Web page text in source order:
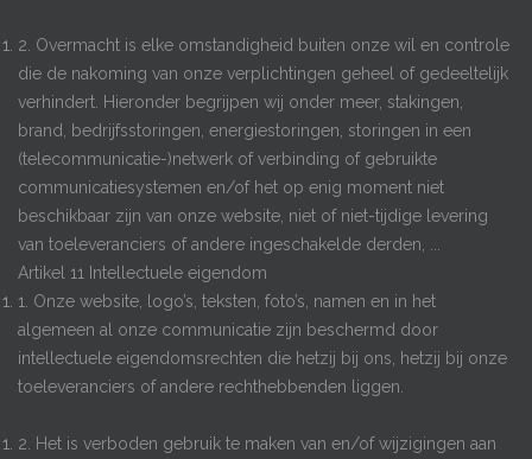
2. Overmacht is elke omstandigheid buiten onze wil en controle
die de nakoming van onze verplichtingen geheel of gedeeltelijk
verhindert. Hieronder begrijpen wij onder meer, stakingen,
brand, bedrijfsstoringen, energiestoringen, storingen in een
(telecommunicatie-)netwerk of verbinding of gebruikte
communicatiesystemen en/of het op enig moment niet
beschikbaar zijn van onze website, niet of niet-tijdige levering
van toeleveranciers of andere ingeschakelde derden, ...
Artikel 11 Intellectuele eigendom
1. Onze website, logo’s, teksten, foto’s, namen en in het
algemeen al onze communicatie zijn beschermd door
intellectuele eigendomsrechten die hetzij bij ons, hetzij bij onze
toeleveranciers of andere rechthebbenden liggen.
2. Het is verboden gebruik te maken van en/of wijzigingen aan